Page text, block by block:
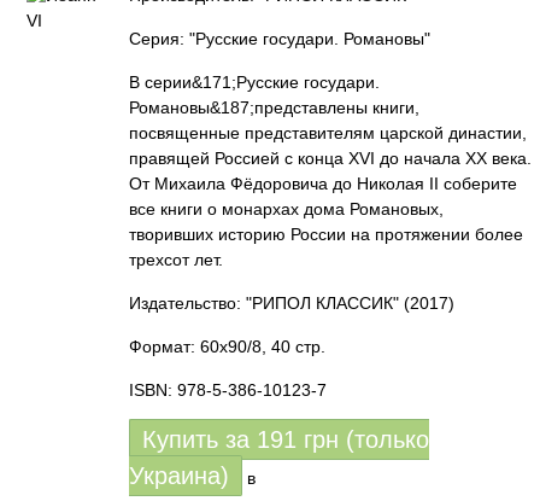
Серия: "Русские государи. Романовы"
В серии&171;Русские государи.
Романовы&187;представлены книги,
посвященные представителям царской династии,
правящей Россией с конца XVI до начала XX века.
От Михаила Фёдоровича до Николая II соберите
все книги о монархах дома Романовых,
творивших историю России на протяжении более
трехсот лет.
Издательство: "РИПОЛ КЛАССИК" (2017)
Формат: 60x90/8, 40 стр.
ISBN: 978-5-386-10123-7
Купить за 191 грн (только
Украина)
в